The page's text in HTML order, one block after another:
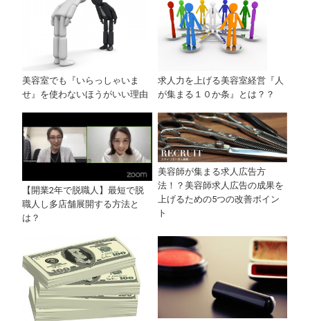
美容室でも『いらっしゃいま
せ』を使わないほうがいい理由
求人力を上げる美容室経営『人
が集まる１０か条』とは？？
【開業2年で脱職人】最短で脱
職人し多店舗展開する方法と
は？
美容師が集まる求人広告方
法！？美容師求人広告の成果を
上げるための5つの改善ポイン
ト